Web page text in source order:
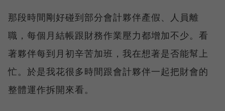
那段時間剛好碰到部分會計夥伴產假、人員離
職，每個月結帳跟財務作業壓力都增加不少。看
著夥伴每到月初辛苦加班，我在想著是否能幫上
忙。於是我花很多時間跟會計夥伴一起把財會的
整體運作拆開來看。